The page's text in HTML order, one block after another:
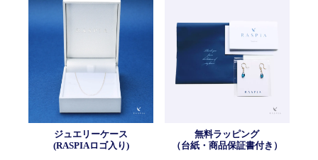
ジュエリーケース
(RASPIAロゴ入り)
無料ラッピング
（台紙・商品保証書付き）